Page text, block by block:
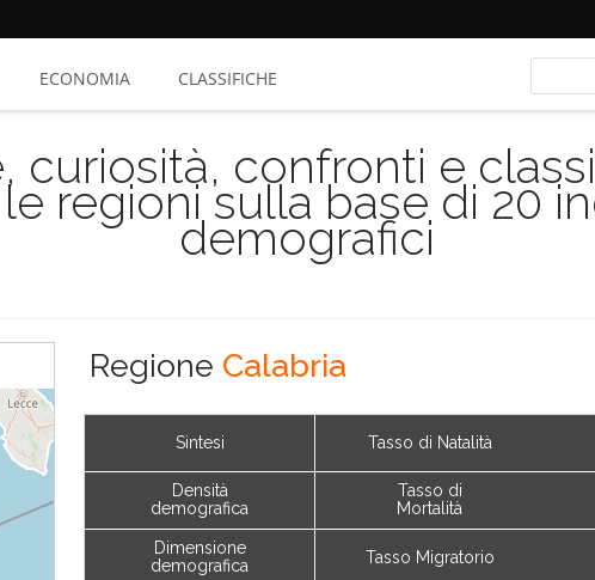
ECONOMIA CLASSIFICHE
curiosità, confronti e
regioni sulla base di 20
demografici
Regione Calabria
Sintesi
Densità
demografica
Dimensione
demografica
Tasso di Natalità
Tasso di
Mortalità
Tasso Migratorio